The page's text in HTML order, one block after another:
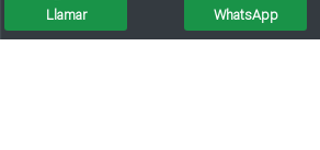
Venta Dpto. Monoambiente P.b. Bo.mosconi
Llamar WhatsApp